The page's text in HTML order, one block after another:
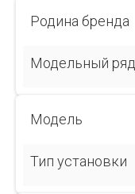
Родина бренда
Модельный ряд
Модель
Тип установки